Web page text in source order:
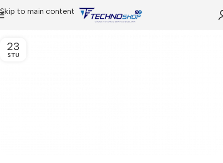
Skip to main content
23
STU